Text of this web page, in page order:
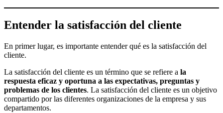
Entender la satisfacción del cliente
En primer lugar, es importante entender qué es la satisfacción del
cliente.
La satisfacción del cliente es un término que se refiere a la
respuesta eficaz y oportuna a las expectativas, preguntas y
problemas de los clientes. La satisfacción del cliente es un objetivo
compartido por las diferentes organizaciones de la empresa y sus
departamentos.